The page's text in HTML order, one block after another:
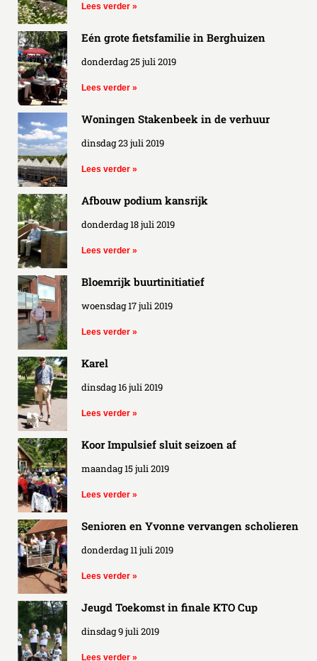
Lees verder »
Eén grote fietsfamilie in Berghuizen
donderdag 25 juli 2019
Lees verder »
Woningen Stakenbeek in de verhuur
dinsdag 23 juli 2019
Lees verder »
Afbouw podium kansrijk
donderdag 18 juli 2019
Lees verder »
Bloemrijk buurtinitiatief
woensdag 17 juli 2019
Lees verder »
Karel
dinsdag 16 juli 2019
Lees verder »
Koor Impulsief sluit seizoen af
maandag 15 juli 2019
Lees verder »
Senioren en Yvonne vervangen scholieren
donderdag 11 juli 2019
Lees verder »
Jeugd Toekomst in finale KTO Cup
dinsdag 9 juli 2019
Lees verder »